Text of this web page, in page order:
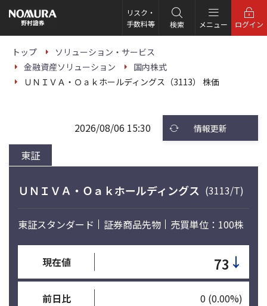
の
ー
リスク・
手数料等
検索 メニュー ログイン
トップ
ソリューション・サービス
金融資産ソリューション
国内株式
ＵＮＩＶＡ・Ｏａｋホールディングス（3113） 株価
東証
2026/08/06 15:30 情報更新
ＵＮＩＶＡ・Ｏａｋホールディングス (3113/T)
東証スタンダード 証券商品先物 売買単位：100株
現在値 73 ↓
前日比 0 (0.00%)